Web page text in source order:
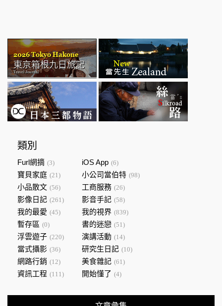
類別
Furl網摘 (3) iOS App (6)
寶貝家庭 (21) 小公司當伯特 (98)
小品散文 (56) 工商服務 (26)
影像日記 (261) 影音手記 (58)
我的最愛 (45) 我的視界 (839)
暫存區 (0) 書的迷戀 (51)
浮雲遊子 (220) 演講活動 (14)
當式攝影 (36) 研究生日記 (10)
網路行銷 (12) 美食雜記 (61)
資訊工程 (111) 開始懂了 (4)